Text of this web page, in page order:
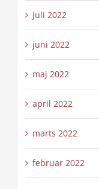
juli 2022
juni 2022
maj 2022
april 2022
marts 2022
februar 2022